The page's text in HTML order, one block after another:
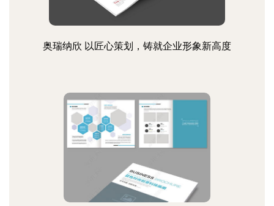
奥瑞纳欣 以匠心策划，铸就企业形象新高度